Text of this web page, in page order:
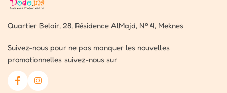
Quartier Belair, 28, Résidence AlMajd, Nº 4, Meknes
Suivez-nous pour ne pas manquer les nouvelles
promotionnelles suivez-nous sur